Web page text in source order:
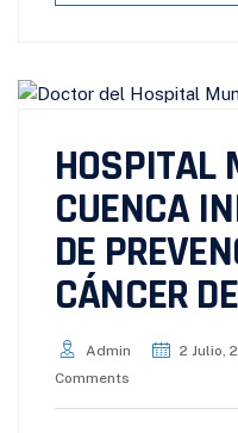
HOSPITAL
CUENCA
DE
CÁNCER
Admin 2 Julio,
Comments